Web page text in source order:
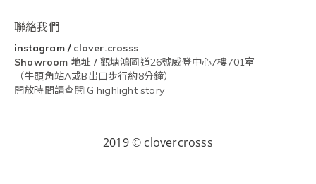
聯絡我們
instagram/ clover.crosss
Showroom 地址 / 觀塘鴻圖道26號威登中心7樓701室
（牛頭角站A或B出口步行約8分鐘）
開放時間請查閱IG highlight story
2019 © clovercrosss